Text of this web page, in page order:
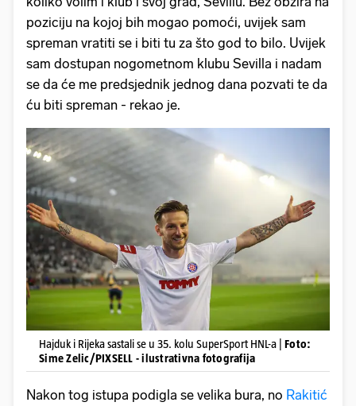
poziciju na kojoj bih mogao pomoći, uvijek sam
spreman vratiti se i biti tu za što god to bilo. Uvijek
sam dostupan nogometnom klubu Sevilla i nadam
se da će me predsjednik jednog dana pozvati te da
ću biti spreman - rekao je.
Hajduk i Rijeka sastali se u 35. kolu SuperSport HNL-a | Foto:
Sime Zelic/PIXSELL - ilustrativna fotografija
Nakon tog istupa podigla se velika bura, no Rakitić